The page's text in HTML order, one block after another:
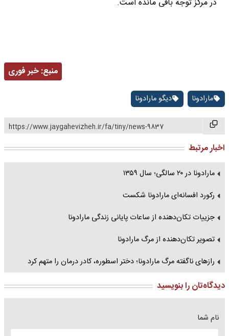
منبع:خبر فوری
مارادونا دیگو مارادونا
https://www.jaygahevizheh.ir/fa/tiny/news-9837
اخبار مرتبط
مارادونا در ۲۰ سالگی؛ سال ۱۳۵۹
رکورد افسانه‌ای مارادونا شکست
جزییات تکان‌دهنده از ساعات پایانی زندگی مارادونا
تصویر تکان‌دهنده از مرگ مارادونا
رازهای ناگفته مرگ مارادونا؛ دختر اسطوره، کادر درمان را متهم کرد
دیدگاه‌تان را بنویسید
نام شما